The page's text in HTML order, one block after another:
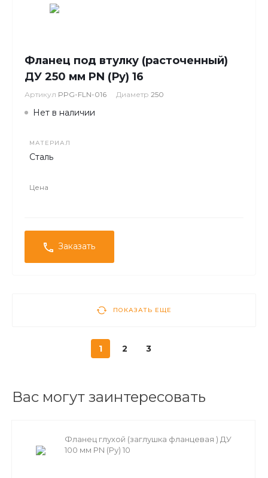
Фланец под втулку (расточенный)
ДУ 250 мм PN (Ру) 16
Артикул PPG-FLN-016 Диаметр 250
Нет в наличии
МАТЕРИАЛ
Сталь
Цена
Заказать
ПОКАЗАТЬ ЕЩЕ
1 2 3
Вас могут заинтересовать
Фланец глухой (заглушка фланцевая ) ДУ
100 мм PN (Ру) 10